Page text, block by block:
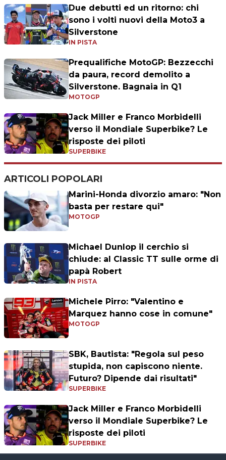
Due debutti ed un ritorno: chi
sono i volti nuovi della Moto3 a
Silverstone
IN PISTA
Prequalifiche MotoGP: Bezzecchi
da paura, record demolito a
Silverstone. Bagnaia in Q1
MOTOGP
Jack Miller e Franco Morbidelli
verso il Mondiale Superbike? Le
risposte dei piloti
SUPERBIKE
ARTICOLI POPOLARI
Marini-Honda divorzio amaro: "Non
basta per restare qui"
MOTOGP
Michael Dunlop il cerchio si
chiude: al Classic TT sulle orme di
papà Robert
IN PISTA
Michele Pirro: "Valentino e
Marquez hanno cose in comune"
MOTOGP
SBK, Bautista: "Regola sul peso
stupida, non capiscono niente.
Futuro? Dipende dai risultati"
SUPERBIKE
Jack Miller e Franco Morbidelli
verso il Mondiale Superbike? Le
risposte dei piloti
SUPERBIKE